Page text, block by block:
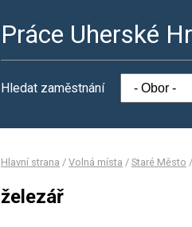
Práce Uherské
Hledat zaměstnání
Hlavní strana / Volná místa / Staré Město /
železář